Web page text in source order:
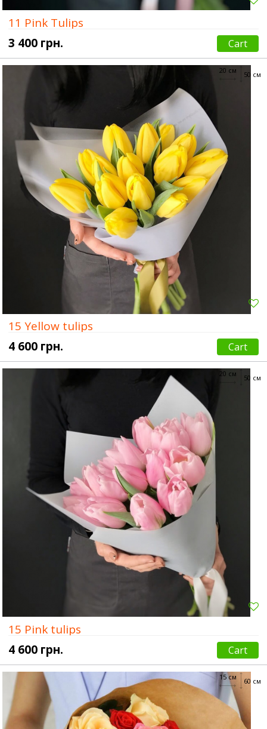
11 Pink Tulips
3 400 грн.
Cart
50 см
20 см
15 Yellow tulips
4 600 грн.
Cart
50 см
20 см
15 Pink tulips
4 600 грн.
Cart
60 см
15 см